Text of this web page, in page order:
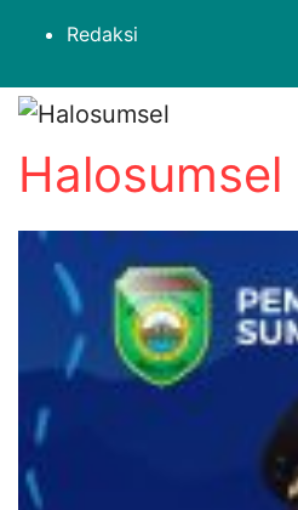
Redaksi
Halosumsel